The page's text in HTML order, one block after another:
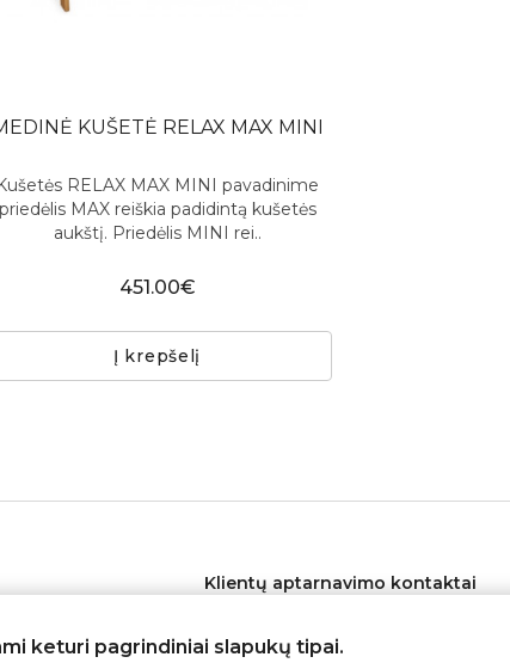
KUŠETĖ RELAX MAX MINI
RELAX MAX MINI pavadinime
priedėlis MAX reiškia padidintą kušetės
aukštį. Priedėlis MINI rei..
451.00€
Į krepšelį
Klientų aptarnavimo kontaktai
keturi pagrindiniai slapukų tipai.